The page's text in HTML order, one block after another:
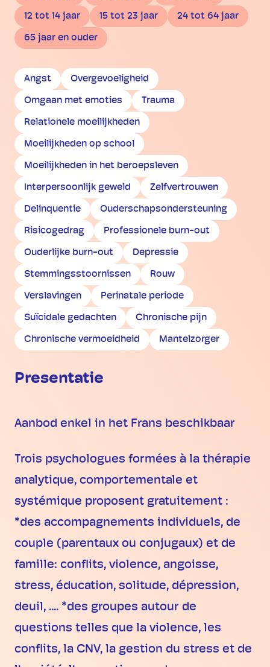
12 tot 14 jaar 15 tot 23 jaar 24 tot 64 jaar
65 jaar en ouder
Angst Overgevoeligheid
Omgaan met emoties Trauma
Relationele moeilijkheden
Moeilijkheden op school
Moeilijkheden in het beroepsleven
Interpersoonlijk geweld Zelfvertrouwen
Delinquentie Ouderschapsondersteuning
Risicogedrag Professionele burn-out
Ouderlijke burn-out Depressie
Stemmingsstoornissen Rouw
Verslavingen Perinatale periode
Suïcidale gedachten Chronische pijn
Chronische vermoeidheid Mantelzorger
Presentatie
Aanbod enkel in het Frans beschikbaar
Trois psychologues formées à la thérapie
analytique, comportementale et
systémique proposent gratuitement :
*des accompagnements individuels, de
couple (parentaux ou conjugaux) et de
famille: conflits, violence, angoisse,
stress, éducation, solitude, dépression,
deuil, .... *des groupes autour de
questions telles que la violence, les
conflits, la CNV, la gestion du stress et de